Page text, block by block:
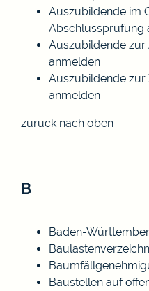
Auszubildende im
Abschlussprüfung
Auszubildende
anmelden
Auszubildende
anmelden
zurück nach oben
B
Baden-
Baustellen auf